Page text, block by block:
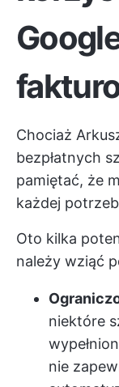
Chociaż
bezpłatnych
pamiętać, że
każdej
Oto kilka
należy wziąć
niektóre
nie